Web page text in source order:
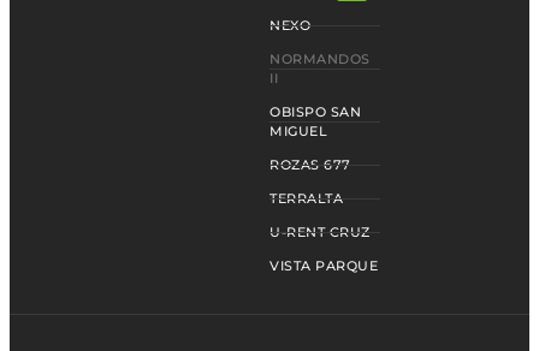
NEXO
NORMANDOS
II
OBISPO SAN
MIGUEL
ROZAS 677
TERRALTA
U-RENT CRUZ
VISTA PARQUE